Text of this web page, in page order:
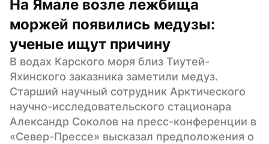
На Ямале возле лежбища
моржей появились медузы:
ученые ищут причину
В водах Карского моря близ Тиутей-
Яхинского заказника заметили медуз.
Старший научный сотрудник Арктического
научно-исследовательского стационара
Александр Соколов на пресс-конференции в
«Север-Прессе» высказал предположения о